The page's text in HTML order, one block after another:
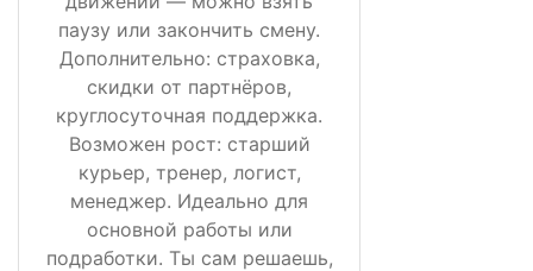
паузу или закончить смену.
Дополнительно: страховка,
скидки от партнёров,
круглосуточная поддержка.
Возможен рост: старший
курьер, тренер, логист,
менеджер. Идеально для
основной работы или
подработки. Ты сам решаешь,